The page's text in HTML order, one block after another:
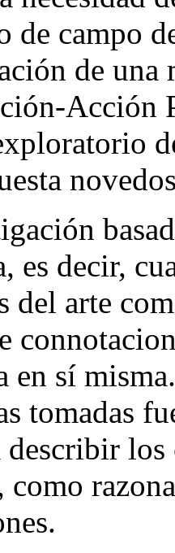
de campo
de una
Acción
es decir,
del arte
en sí
tomadas
describir
como